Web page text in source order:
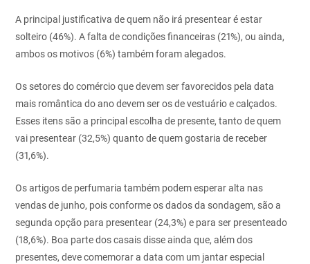
A principal justificativa de quem não irá presentear é estar
solteiro (46%). A falta de condições financeiras (21%), ou ainda,
ambos os motivos (6%) também foram alegados.
Os setores do comércio que devem ser favorecidos pela data
mais romântica do ano devem ser os de vestuário e calçados.
Esses itens são a principal escolha de presente, tanto de quem
vai presentear (32,5%) quanto de quem gostaria de receber
(31,6%).
Os artigos de perfumaria também podem esperar alta nas
vendas de junho, pois conforme os dados da sondagem, são a
segunda opção para presentear (24,3%) e para ser presenteado
(18,6%). Boa parte dos casais disse ainda que, além dos
presentes, deve comemorar a data com um jantar especial